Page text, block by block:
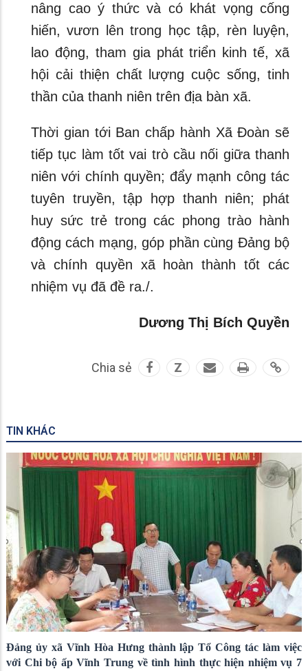
nâng cao ý thức và có khát vọng cống
hiến, vươn lên trong học tập, rèn luyện,
lao động, tham gia phát triển kinh tế, xã
hội cải thiện chất lượng cuộc sống, tinh
thần của thanh niên trên địa bàn xã.
Thời gian tới Ban chấp hành Xã Đoàn sẽ
tiếp tục làm tốt vai trò cầu nối giữa thanh
niên với chính quyền; đẩy mạnh công tác
tuyên truyền, tập hợp thanh niên; phát
huy sức trẻ trong các phong trào hành
động cách mạng, góp phần cùng Đảng bộ
và chính quyền xã hoàn thành tốt các
nhiệm vụ đã đề ra./.
Dương Thị Bích Quyền
Chia sẻ Z
TIN KHÁC
Đảng ủy xã Vĩnh Hòa Hưng thành lập Tổ Công tác làm việc
với Chi bộ ấp Vĩnh Trung về tình hình thực hiện nhiệm vụ 7